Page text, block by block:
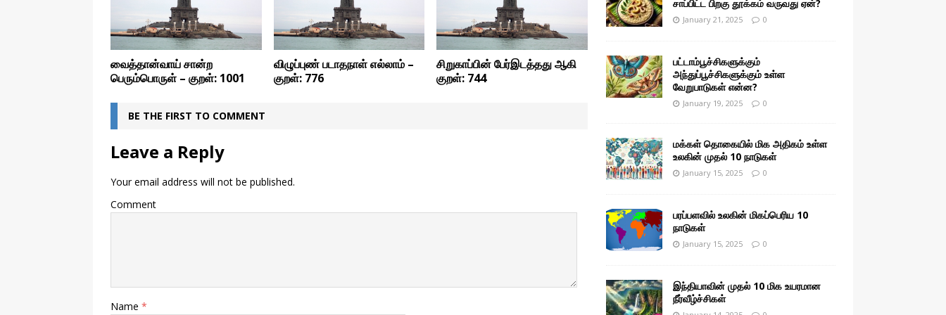
வைத்தான்வாய் சான்ற
பெரும்பொருள் – குறள்: 1001
விழுப்புண் படாதநாள் எல்லாம் –
குறள்: 776
சிறுகாப்பின் பேர்இடத்தது ஆகி
குறள்: 744
BE THE FIRST TO COMMENT
Leave a Reply
Your email address will not be published.
Comment
Name *
சாப்பிட்ட பிறகு தூக்கம் வருவது ஏன்?
January 21, 2025 0
பட்டாம்பூச்சிகளுக்கும்
அந்துப்பூச்சிகளுக்கும் உள்ள
வேறுபாடுகள் என்ன?
January 19, 2025 0
மக்கள் தொகையில் மிக அதிகம் உள்ள
உலகின் முதல் 10 நாடுகள்
January 15, 2025 0
பரப்பளவில் உலகின் மிகப்பெரிய 10
நாடுகள்
January 15, 2025 0
இந்தியாவின் முதல் 10 மிக உயரமான
நீர்வீழ்ச்சிகள்